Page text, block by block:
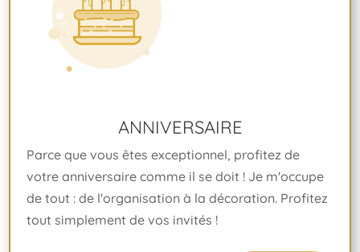
ANNIVERSAIRE
Parce que vous êtes exceptionnel, profitez de
votre anniversaire comme il se doit ! Je m'occupe
de tout : de l'organisation à la décoration. Profitez
tout simplement de vos invités !